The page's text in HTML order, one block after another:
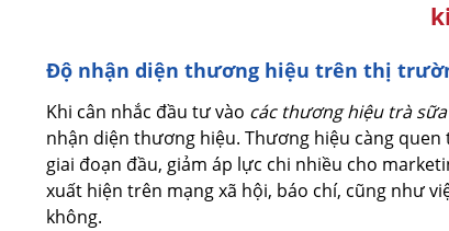
Độ nhận diện thương hiệu trên thị
Khi cân nhắc đầu tư vào các thương hiệu trà
nhận diện thương hiệu. Thương hiệu càng
giai đoạn đầu, giảm áp lực chi nhiều cho
xuất hiện trên mạng xã hội, báo chí, cũng như
không.